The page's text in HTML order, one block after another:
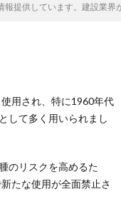
報提供しています。建設業
用され、特に1960年代
して多く用いられまし
のリスクを高めるた
たな使用が全面禁止さ